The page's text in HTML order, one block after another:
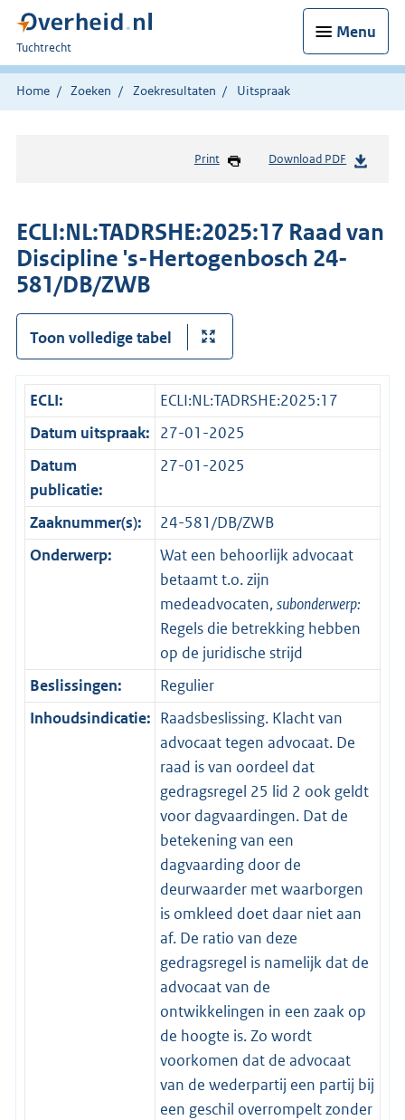
Menu
U
bent
hier:
Tuchtrecht
Home Zoeken Zoekresultaten Uitspraak
Print Download PDF
ECLI:NL:TADRSHE:2025:17 Raad van
Discipline 's-Hertogenbosch 24-
581/DB/ZWB
Toon volledige tabel
ECLI:
ECLI:NL:TADRSHE:2025:17
Datum uitspraak: 27-01-2025
Datum
publicatie:
27-01-2025
Zaaknummer(s):
24-581/DB/ZWB
Onderwerp:
Wat een behoorlijk advocaat
betaamt t.o. zijn
medeadvocaten,subonderwerp:
Regels die betrekking hebben
op de juridische strijd
Beslissingen:
Regulier
Inhoudsindicatie: Raadsbeslissing. Klacht van
advocaat tegen advocaat. De
raad is van oordeel dat
gedragsregel 25 lid 2 ook geldt
voor dagvaardingen. Dat de
betekening van een
dagvaarding door de
deurwaarder met waarborgen
is omkleed doet daar niet aan
af. De ratio van deze
gedragsregel is namelijk dat de
advocaat van de
ontwikkelingen in een zaak op
de hoogte is. Zo wordt
voorkomen dat de advocaat
van de wederpartij een partij bij
een geschil overrompelt zonder